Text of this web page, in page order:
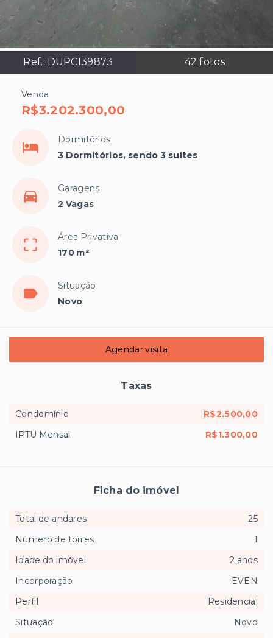
Ref.: DUPCI39873 42 fotos
Venda
R$3.202.300,00
Dormitórios
3 Dormitórios, sendo 3 suítes
Garagens
2 Vagas
Área Privativa
170 m²
Situação
Novo
Agendar visita
Taxas
Condomínio
R$2.500,00
IPTU Mensal
R$1.300,00
Ficha do imóvel
Total de andares
25
Número de torres
1
Idade do imóvel
2 anos
Incorporação
EVEN
Perfil
Residencial
Situação
Novo